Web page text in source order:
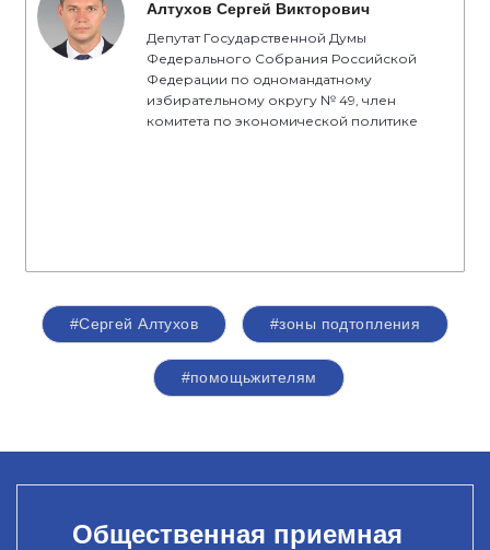
Алтухов Сергей Викторович
Депутат Государственной Думы
Федерального Собрания Российской
Федерации по одномандатному
избирательному округу № 49, член
комитета по экономической политике
#Сергей Алтухов #зоны подтопления
#помощьжителям
Общественная приемная